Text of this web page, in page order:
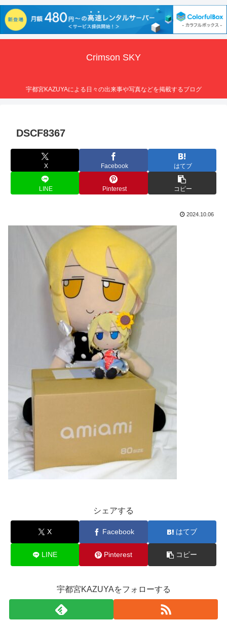
Crimson SKY
宇都宮KAZUYAによる日々の出来事や写真などを掲載するブログ
DSCF8367
X Facebook はてブ
LINE Pinterest コピー
2024.10.06
シェアする
X Facebook はてブ
LINE Pinterest コピー
宇都宮KAZUYAをフォローする